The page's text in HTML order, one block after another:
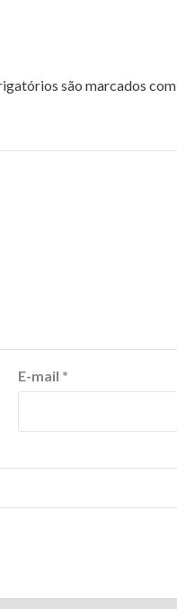
são marcados com
E-mail *